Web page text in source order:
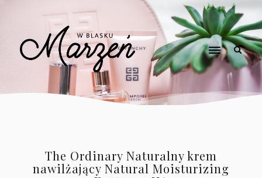
The Ordinary Naturalny krem
nawilżający Natural Moisturizing